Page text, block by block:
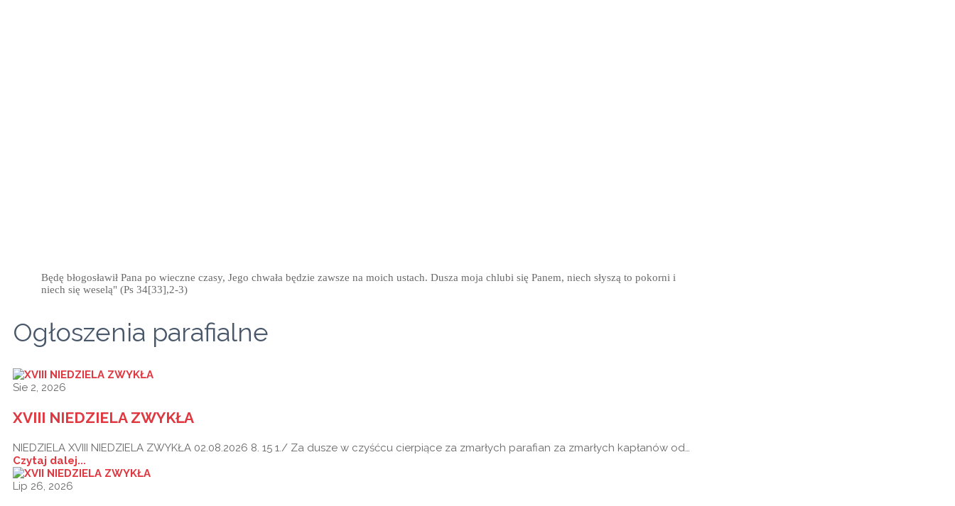
Będę błogosławił Pana po wieczne czasy, Jego chwała będzie zawsze na moich ustach. Dusza moja chlubi się Panem, niech słyszą to pokorni i
niech się weselą" (Ps 34[33],2-3)
Ogłoszenia parafialne
Sie 2, 2026
XVIII NIEDZIELA ZWYKŁA
NIEDZIELA XVIII NIEDZIELA ZWYKŁA 02.08.2026 8. 15 1./ Za dusze w czyśćcu cierpiące za zmarłych parafian za zmarłych kapłanów od…
Czytaj dalej...
Lip 26, 2026